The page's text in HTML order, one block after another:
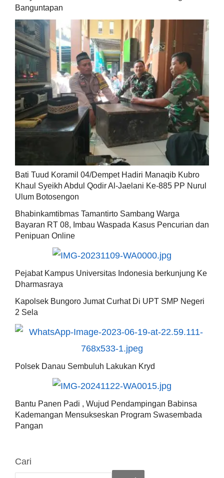
Banguntapan
Bati Tuud Koramil 04/Dempet Hadiri Manaqib Kubro
Khaul Syeikh Abdul Qodir Al-Jaelani Ke-885 PP Nurul
Ulum Botosengon
Bhabinkamtibmas Tamantirto Sambang Warga
Bayaran RT 08, Imbau Waspada Kasus Pencurian dan
Penipuan Online
Pejabat Kampus Universitas Indonesia berkunjung Ke
Dharmasraya
Kapolsek Bungoro Jumat Curhat Di UPT SMP Negeri
2 Sela
Polsek Danau Sembuluh Lakukan Kryd
Bantu Panen Padi , Wujud Pendampingan Babinsa
Kademangan Mensukseskan Program Swasembada
Pangan
Cari